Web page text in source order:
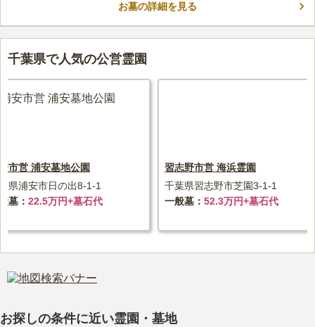
お墓の詳細を見る
千葉県で人気の公営霊園
市営 浦安墓地公園
県浦安市日の出8-1-1
墓
22.5万円+墓石代
習志野市営 海浜霊園
千葉県習志野市芝園3-1-1
一般墓
52.3万円+墓石代
お探しの条件に近い霊園・墓地